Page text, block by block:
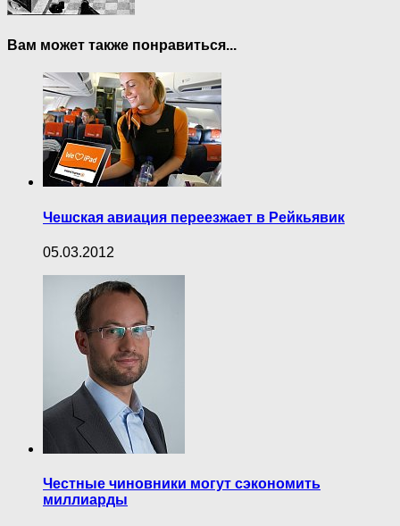
Вам может также понравиться...
Чешская авиация переезжает в Рейкьявик
05.03.2012
Честные чиновники могут сэкономить
миллиарды